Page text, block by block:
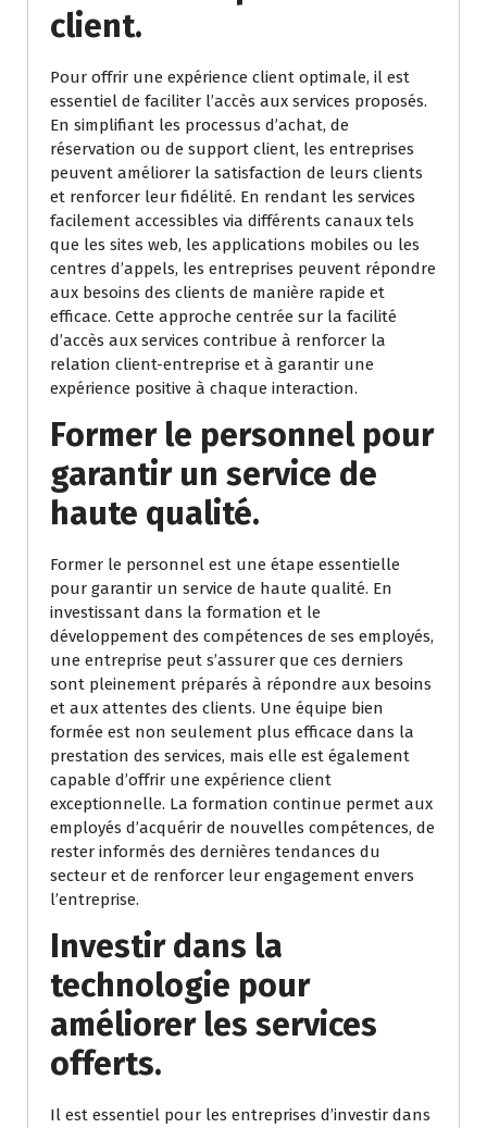
client.
Pour offrir une expérience client optimale, il est
essentiel de faciliter l’accès aux services proposés.
En simplifiant les processus d’achat, de
réservation ou de support client, les entreprises
peuvent améliorer la satisfaction de leurs clients
et renforcer leur fidélité. En rendant les services
facilement accessibles via différents canaux tels
que les sites web, les applications mobiles ou les
centres d’appels, les entreprises peuvent répondre
aux besoins des clients de manière rapide et
efficace. Cette approche centrée sur la facilité
d’accès aux services contribue à renforcer la
relation client-entreprise et à garantir une
expérience positive à chaque interaction.
Former le personnel pour
garantir un service de
haute qualité.
Former le personnel est une étape essentielle
pour garantir un service de haute qualité. En
investissant dans la formation et le
développement des compétences de ses employés,
une entreprise peut s’assurer que ces derniers
sont pleinement préparés à répondre aux besoins
et aux attentes des clients. Une équipe bien
formée est non seulement plus efficace dans la
prestation des services, mais elle est également
capable d’offrir une expérience client
exceptionnelle. La formation continue permet aux
employés d’acquérir de nouvelles compétences, de
rester informés des dernières tendances du
secteur et de renforcer leur engagement envers
l’entreprise.
Investir dans la
technologie pour
améliorer les services
offerts.
Il est essentiel pour les entreprises d’investir dans